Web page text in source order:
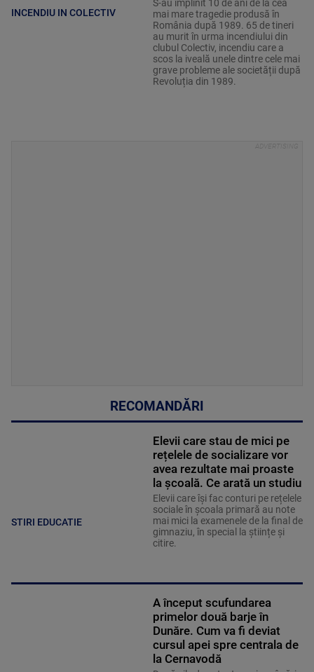
INCENDIU IN COLECTIV
S-au împlinit 10 de ani de la cea
mai mare tragedie produsă în
România după 1989. 65 de tineri
au murit în urma incendiului din
clubul Colectiv, incendiu care a
scos la iveală unele dintre cele mai
grave probleme ale societății după
Revoluția din 1989.
RECOMANDĂRI
STIRI EDUCATIE
Elevii care stau de mici pe
rețelele de socializare vor
avea rezultate mai proaste
la școală. Ce arată un studiu
Elevii care îşi fac conturi pe rețelele
sociale în școala primară au note
mai mici la examenele de la final de
gimnaziu, în special la științe și
citire.
A început scufundarea
primelor două barje în
Dunăre. Cum va fi deviat
cursul apei spre centrala de
la Cernavodă